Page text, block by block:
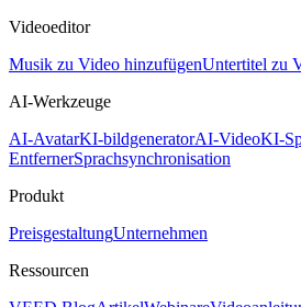
Videoeditor
Musik zu Video hinzufügenUntertitel zu
AI-Werkzeuge
AI-AvatarKI-bildgeneratorAI-VideoKI-
EntfernerSprachsynchronisation
Produkt
PreisgestaltungUnternehmen
Ressourcen